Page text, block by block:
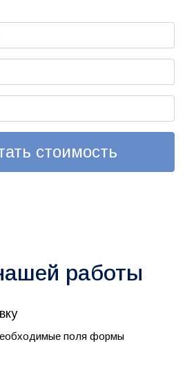
стоимость
работы
поля формы